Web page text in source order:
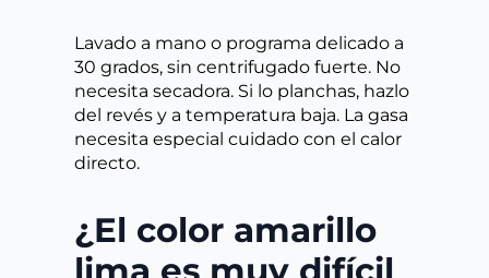
Lavado a mano o programa delicado a
30 grados, sin centrifugado fuerte. No
necesita secadora. Si lo planchas, hazlo
del revés y a temperatura baja. La gasa
necesita especial cuidado con el calor
directo.
¿El color amarillo